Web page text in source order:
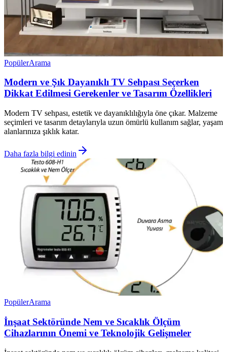
PopülerArama
Modern ve Şık Dayanıklı TV Sehpası Seçerken
Dikkat Edilmesi Gerekenler ve Tasarım Özellikleri
Modern TV sehpası, estetik ve dayanıklılığıyla öne çıkar. Malzeme
seçimleri ve tasarım detaylarıyla uzun ömürlü kullanım sağlar, yaşam
alanlarınıza şıklık katar.
Daha fazla bilgi edinin
PopülerArama
İnşaat Sektöründe Nem ve Sıcaklık Ölçüm
Cihazlarının Önemi ve Teknolojik Gelişmeler